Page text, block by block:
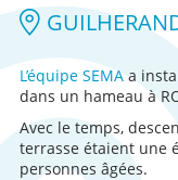
L’équipe SEMAa
dans un hameau à
Avec le temps,
terrasse étaient une
personnes âgées.